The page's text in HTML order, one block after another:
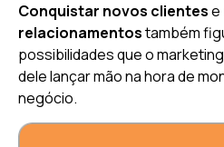
Conquistar novos clientese
relacionamentostambém
possibilidades que o
dele lançar mão na hora de
negócio.